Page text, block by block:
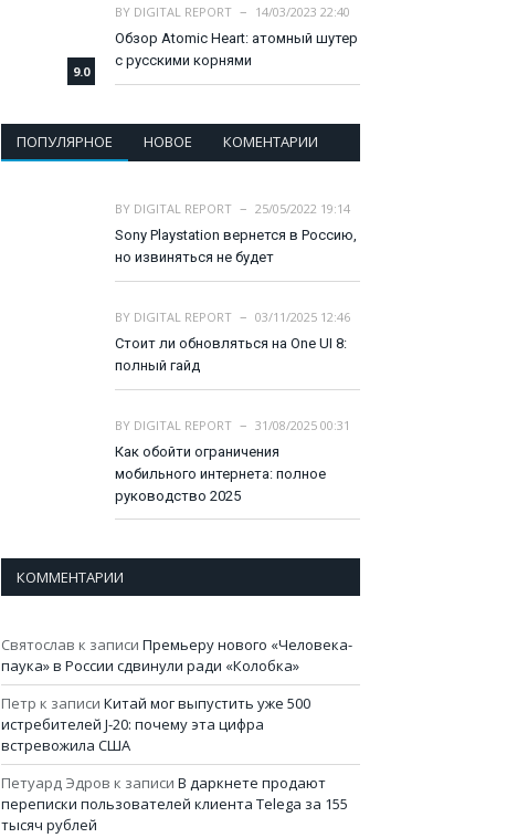
9.0
BY DIGITAL REPORT
14/03/2023 22:40
Обзор Atomic Heart: атомный шутер
с русскими корнями
ПОПУЛЯРНОЕ НОВОЕ КОМЕНТАРИИ
BY DIGITAL REPORT
25/05/2022 19:14
Sony Playstation вернется в Россию,
но извиняться не будет
BY DIGITAL REPORT
03/11/2025 12:46
Стоит ли обновляться на One UI 8:
полный гайд
BY DIGITAL REPORT
31/08/2025 00:31
Как обойти ограничения
мобильного интернета: полное
руководство 2025
КОММЕНТАРИИ
Святослав к записи Премьеру нового «Человека-
паука» в России сдвинули ради «Колобка»
Петр к записи Китай мог выпустить уже 500
истребителей J-20: почему эта цифра
встревожила США
Петуард Эдров к записи В даркнете продают
переписки пользователей клиента Telega за 155
тысяч рублей